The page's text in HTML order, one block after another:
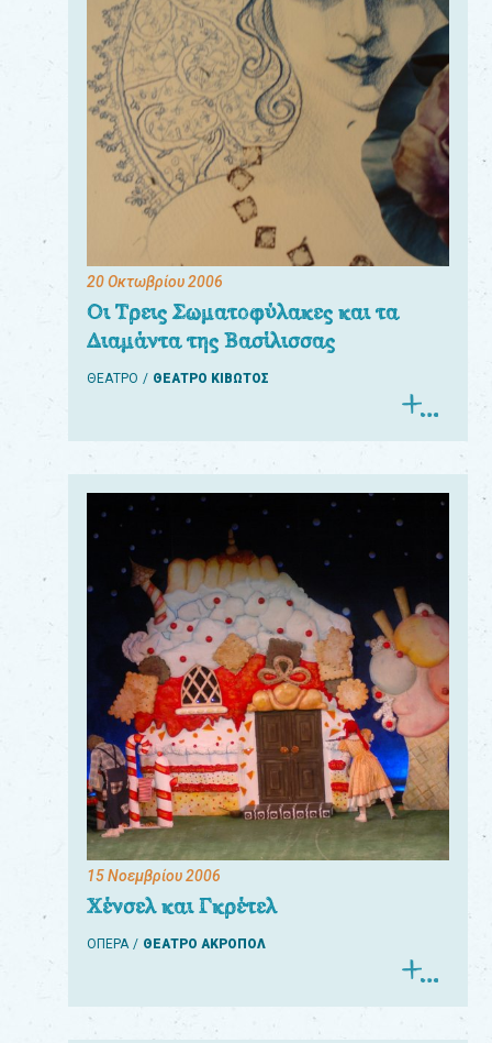
20 Οκτωβρίου 2006
Οι Τρεις Σωματοφύλακες και τα
Διαμάντα της Βασίλισσας
ΘΕΑΤΡΟ ΘΕΑΤΡΟ ΚΙΒΩΤΟΣ
15 Νοεμβρίου 2006
Χένσελ και Γκρέτελ
ΟΠΕΡΑ ΘΕΑΤΡΟ ΑΚΡΟΠΟΛ